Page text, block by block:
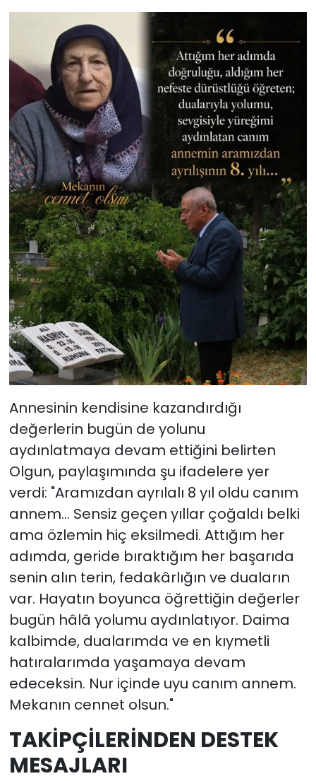
Annesinin kendisine kazandırdığı
değerlerin bugün de yolunu
aydınlatmaya devam ettiğini belirten
Olgun, paylaşımında şu ifadelere yer
verdi: "Aramızdan ayrılalı 8 yıl oldu canım
annem... Sensiz geçen yıllar çoğaldı belki
ama özlemin hiç eksilmedi. Attığım her
adımda, geride bıraktığım her başarıda
senin alın terin, fedakârlığın ve duaların
var. Hayatın boyunca öğrettiğin değerler
bugün hâlâ yolumu aydınlatıyor. Daima
kalbimde, dualarımda ve en kıymetli
hatıralarımda yaşamaya devam
edeceksin. Nur içinde uyu canım annem.
Mekanın cennet olsun."
TAKİPÇİLERİNDEN DESTEK
MESAJLARI